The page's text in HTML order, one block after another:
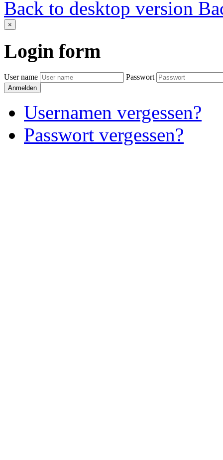
Back to desktop version
×
Login form
User name Passwort
Anmelden
Usernamen vergessen?
Passwort vergessen?